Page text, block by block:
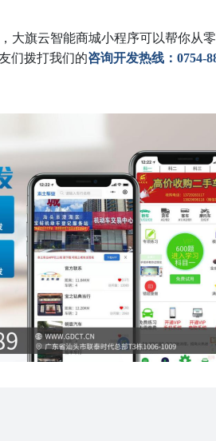
大旗云智能商城小程序可以帮你从
们拨打我们的咨询开发热线：0754-